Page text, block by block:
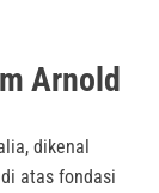
Arnold
dikenal
atas fondasi